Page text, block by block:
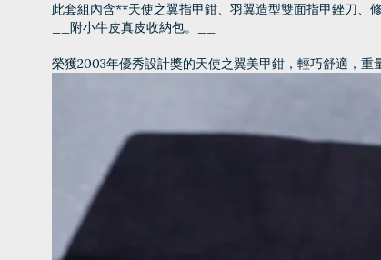
此套組內含**天使之翼指甲鉗、羽翼造型雙面指甲銼刀、
__附小牛皮真皮收納包。__
榮獲2003年優秀設計獎的天使之翼美甲鉗，輕巧舒適，重